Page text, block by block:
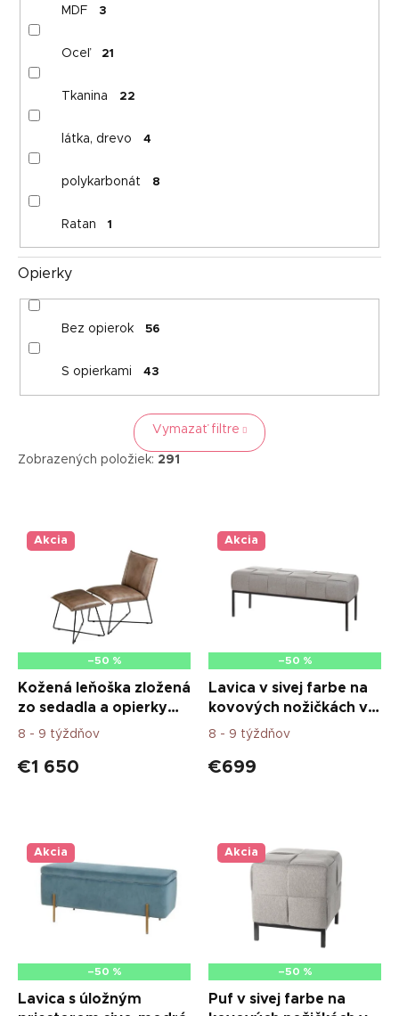
MDF 3
Oceľ 21
Tkanina 22
látka, drevo 4
polykarbonát 8
Ratan 1
Opierky
Bez opierok 56
S opierkami 43
Vymazať filtre
Zobrazených položiek: 291
u
o
v
Akcia
–50 %
Kožená leňoška zložená
zo sedadla a opierky
nôh
8 - 9 týždňov
€1 650
Akcia
–50 %
Lavica v sivej farbe na
kovových nožičkách v
čiernej farbe
8 - 9 týždňov
€699
Akcia
–50 %
Lavica s úložným
Akcia
–50 %
Puf v sivej farbe na